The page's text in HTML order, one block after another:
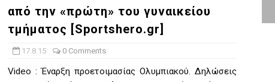
από την «πρώτη» του γυναικείου
τμήματος [Sportshero.gr]
17.8.15 0 Comments
Video : Έναρξη προετοιμασίας Ολυμπιακού. Δηλώσεις